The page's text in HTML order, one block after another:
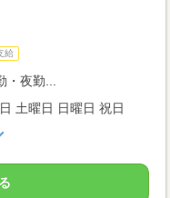
給
夜勤...
土曜日 日曜日 祝日